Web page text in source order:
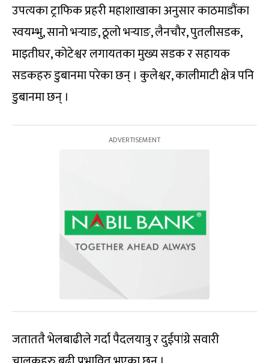
उपत्यका ट्राफिक प्रहरी महाशाखाका अनुसार काठमाडौंका
स्वयम्भु, सानो भर्‍याङ, ठूलो भर्‍याङ, लैनचौर, पुतलीसडक,
माइतीघर, कोटेश्वर लगायतका मुख्य सडक र सहायक
सडकहरु डुबानमा परेका छन् । कुलेश्वर, कालीमाटी क्षेत्र पनि
डुबानमा छन् ।
जताततै भेलबाढीले गर्दा पैदलयात्रु र दुईपांग्रे सवारी